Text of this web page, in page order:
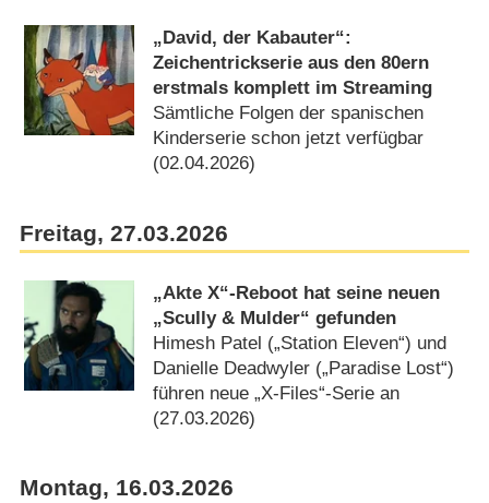
„David, der Kabauter“:
Zeichentrickserie aus den 80ern
erstmals komplett im Streaming
Sämtliche Folgen der spanischen
Kinderserie schon jetzt verfügbar
(02.04.2026)
Freitag, 27.03.2026
„Akte X“-Reboot hat seine neuen
„Scully & Mulder“ gefunden
Himesh Patel („Station Eleven“) und
Danielle Deadwyler („Paradise Lost“)
führen neue „X-Files“-Serie an
(27.03.2026)
Montag, 16.03.2026